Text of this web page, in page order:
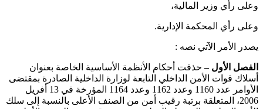
وعلى رأي وزير المالية،
وعلى رأي المحكمة الإدارية.
يصدر الأمر الآتي نصه :
الفصل الأول –حذفت أحكام الأنظمة الأساسية الخاصة بعنوان
أسلاك قوات الأمن الداخلي التابعة لوزارة الداخلية الصادرة بمقتضى
الأوامر عدد 1160 وعدد 1162 وعدد 1164 المؤرخة في 13 أفريل
2006، المتعلقة برتبة رقيب أمن من الصنف الأعلى بالنسبة إلى سلك